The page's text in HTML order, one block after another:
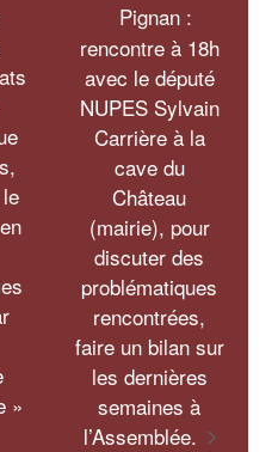
»
Pignan :
rencontre à 18h
avec le député
NUPES Sylvain
Carrière à la
cave du
Château
(mairie), pour
discuter des
problématiques
rencontrées,
faire un bilan sur
les dernières
semaines à
l’Assemblée.